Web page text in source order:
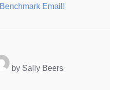
Benchmark Email!
by Sally Beers